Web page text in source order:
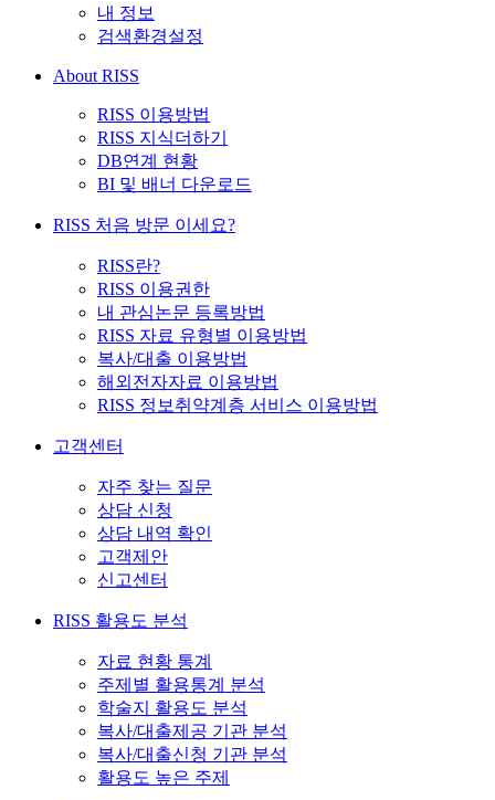
내 정보
검색환경설정
About RISS
RISS 이용방법
RISS 지식더하기
DB연계 현황
BI 및 배너 다운로드
RISS 처음 방문 이세요?
RISS란?
RISS 이용권한
내 관심논문 등록방법
RISS 자료 유형별 이용방법
복사/대출 이용방법
해외전자자료 이용방법
RISS 정보취약계층 서비스 이용방법
고객센터
자주 찾는 질문
상담 신청
상담 내역 확인
고객제안
신고센터
RISS 활용도 분석
자료 현황 통계
주제별 활용통계 분석
학술지 활용도 분석
복사/대출제공 기관 분석
복사/대출신청 기관 분석
활용도 높은 주제